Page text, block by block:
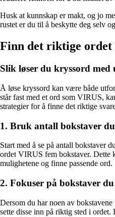
Husk at kunnskap er makt, og jo
rustet er du til å beskytte deg selv
Finn det riktige ordet
Slik løser du kryssord
Å løse kryssord kan være både
står fast med et ord som VIRUS,
strategier for å finne det riktige
1. Bruk antall bokstaver
Start med å se på antall bokstaver
ordet VIRUS fem bokstaver. Dette
mulighetene og finne passende ord.
2. Fokuser på bokstaver
Dersom du har noen av
sette disse inn på riktig sted i ordet.